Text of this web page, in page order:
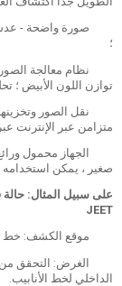
؛
نظام معالجة
توازن اللون الأبيض ؛
متزامن عبر الإنترنت عبر WiFi ؛
صغير ، يمكن
JEET
موقع الكشف: خط
الغرض: التحقق
الداخلي لخط الأنابيب.